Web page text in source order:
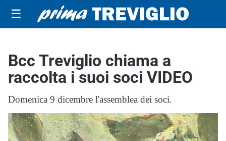
☰
Bcc Treviglio chiama a
raccolta i suoi soci VIDEO
Domenica 9 dicembre l'assemblea dei soci.